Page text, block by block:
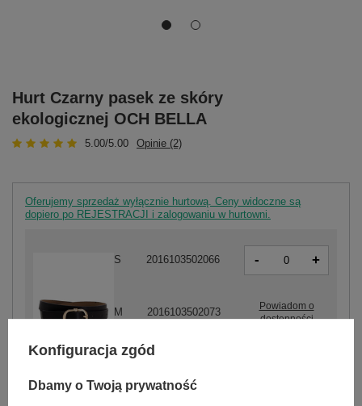
Hurt Czarny pasek ze skóry
ekologicznej OCH BELLA
5.00/5.00 Opinie (2)
Oferujemy sprzedaż wyłącznie hurtową. Ceny widoczne są
dopiero po REJESTRACJI i zalogowaniu w hurtowni.
S 2016103502066 - +
M 2016103502073
Powiadom o
dostępności
Konfiguracja zgód
Dbamy o Twoją prywatność